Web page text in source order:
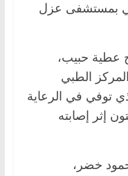
بمستشفى عزل
عطية حبيب،
الطبي
توفي في الرعاية
إثر إصابته
خضر،